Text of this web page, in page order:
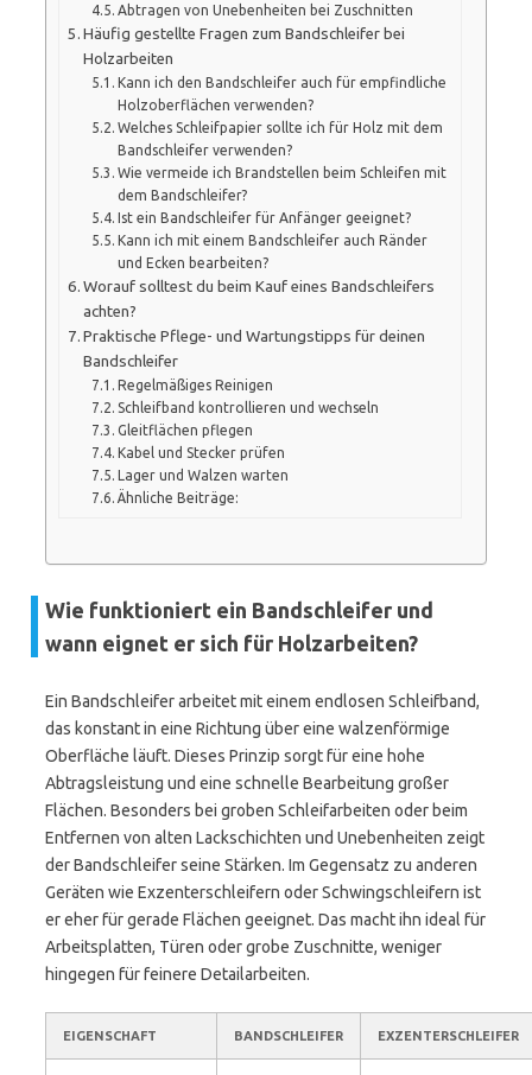
Abtragen von Unebenheiten bei Zuschnitten
Häufig gestellte Fragen zum Bandschleifer bei
Holzarbeiten
Kann ich den Bandschleifer auch für empfindliche
Holzoberflächen verwenden?
Welches Schleifpapier sollte ich für Holz mit dem
Bandschleifer verwenden?
Wie vermeide ich Brandstellen beim Schleifen mit
dem Bandschleifer?
Ist ein Bandschleifer für Anfänger geeignet?
Kann ich mit einem Bandschleifer auch Ränder
und Ecken bearbeiten?
Worauf solltest du beim Kauf eines Bandschleifers
achten?
Praktische Pflege- und Wartungstipps für deinen
Bandschleifer
Regelmäßiges Reinigen
Schleifband kontrollieren und wechseln
Gleitflächen pflegen
Kabel und Stecker prüfen
Lager und Walzen warten
Ähnliche Beiträge:
Wie funktioniert ein Bandschleifer und
wann eignet er sich für Holzarbeiten?
Ein Bandschleifer arbeitet mit einem endlosen Schleifband,
das konstant in eine Richtung über eine walzenförmige
Oberfläche läuft. Dieses Prinzip sorgt für eine hohe
Abtragsleistung und eine schnelle Bearbeitung großer
Flächen. Besonders bei groben Schleifarbeiten oder beim
Entfernen von alten Lackschichten und Unebenheiten zeigt
der Bandschleifer seine Stärken. Im Gegensatz zu anderen
Geräten wie Exzenterschleifern oder Schwingschleifern ist
er eher für gerade Flächen geeignet. Das macht ihn ideal für
Arbeitsplatten, Türen oder grobe Zuschnitte, weniger
hingegen für feinere Detailarbeiten.
EIGENSCHAFT BANDSCHLEIFER EXZENTERSCHLEIFER